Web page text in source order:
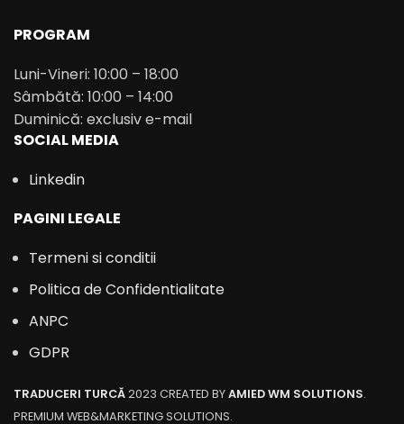
PROGRAM
Luni-Vineri: 10:00 – 18:00
Sâmbătă: 10:00 – 14:00
Duminică: exclusiv e-mail
SOCIAL MEDIA
Linkedin
PAGINI LEGALE
Termeni si conditii
Politica de Confidentialitate
ANPC
GDPR
TRADUCERI TURCĂ2023 CREATED BYAMIED WM SOLUTIONS.
PREMIUM WEB&MARKETING SOLUTIONS.